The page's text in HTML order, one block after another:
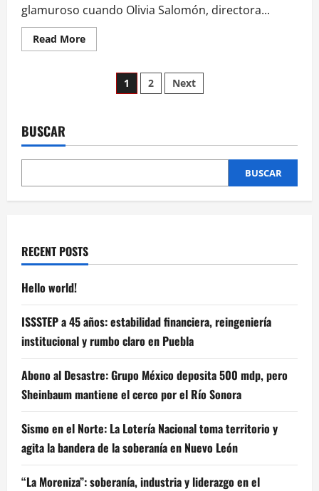
en
su
primer
fin
de
semana!
glamuroso cuando Olivia Salomón, directora...
Read MoreRead
more
sorprende
Cruise
la
el
estreno
Paginación
entradas
1 2 Next
BUSCAR
BUSCAR
RECENT POSTS
Hello world!
ISSSTEP a 45 años: estabilidad financiera, reingeniería
institucional y rumbo claro en Puebla
Abono al Desastre: Grupo México deposita 500 mdp, pero
Sheinbaum mantiene el cerco por el Río Sonora
Sismo en el Norte: La Lotería Nacional toma territorio y
agita la bandera de la soberanía en Nuevo León
“La Moreniza”: soberanía, industria y liderazgo en el